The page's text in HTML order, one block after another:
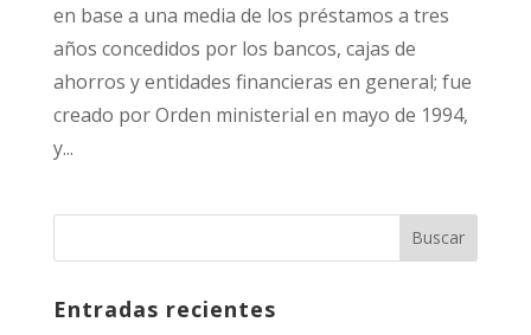
en base a una media de los préstamos a tres
años concedidos por los bancos, cajas de
ahorros y entidades financieras en general; fue
creado por Orden ministerial en mayo de 1994,
y...
Entradas recientes